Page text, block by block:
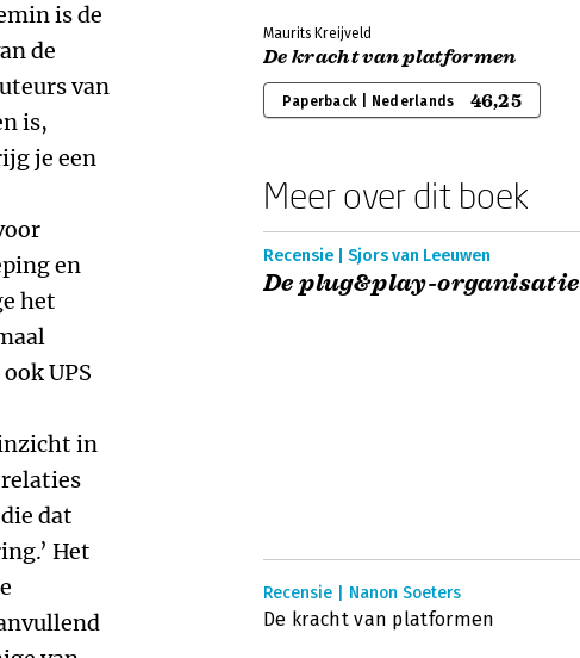
is de
de
van
is,
je een
en
het
UPS
in
dat
Het
Maurits Kreijveld
De kracht van platformen
Paperback | Nederlands 46,25
Meer over dit boek
Recensie | Sjors van Leeuwen
De plug&play-organisatie
Recensie | Nanon Soeters
De kracht van platformen